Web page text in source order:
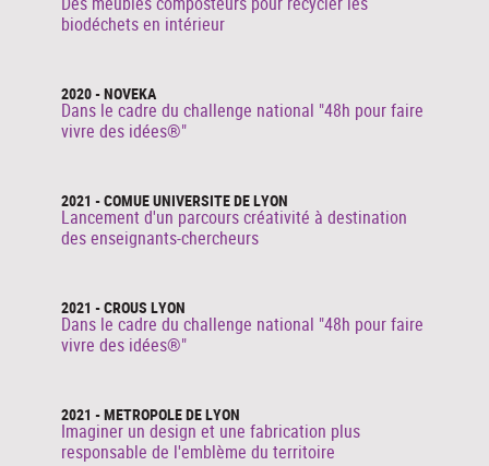
biodéchets en intérieur
2020 - NOVEKA
Dans le cadre du challenge national "48h pour faire
vivre des idées®"
2021 - COMUE UNIVERSITE DE LYON
Lancement d'un parcours créativité à destination
des enseignants-chercheurs
2021 - CROUS LYON
Dans le cadre du challenge national "48h pour faire
vivre des idées®"
2021 - METROPOLE DE LYON
Imaginer un design et une fabrication plus
responsable de l'emblème du territoire